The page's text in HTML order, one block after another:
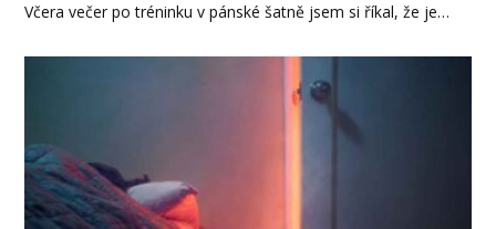
Včera večer po tréninku v pánské šatně jsem si říkal, že je…